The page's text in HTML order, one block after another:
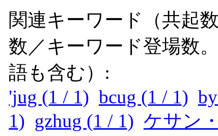
関連キーワード（共起
数／キーワード登場数
語も含む）:
'jug (1 / 1) bcug (1 / 1)
1) gzhug (1 / 1) ケサン